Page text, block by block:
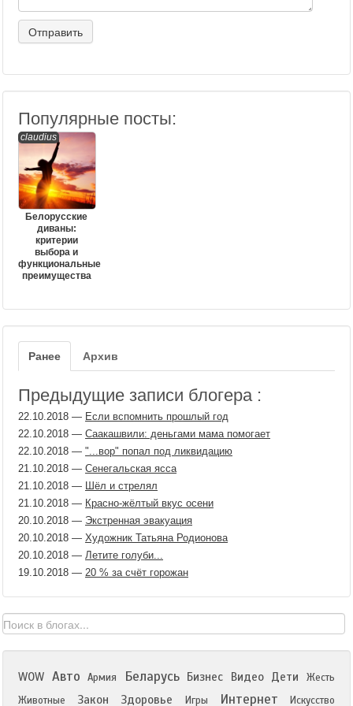
Популярные посты:
claudius
Белорусские
диваны:
критерии
выбора и
функциональные
преимущества
Ранее Архив
Предыдущие записи блогера :
22.10.2018 — Если вспомнить прошлый год
22.10.2018 — Саакашвили: деньгами мама помогает
22.10.2018 — "...вор" попал под ликвидацию
21.10.2018 — Сенегальская ясса
21.10.2018 — Шёл и стрелял
21.10.2018 — Красно-жёлтый вкус осени
20.10.2018 — Экстренная эвакуация
20.10.2018 — Художник Татьяна Родионова
20.10.2018 — Летите голуби...
19.10.2018 — 20 % за счёт горожан
WOW Авто Армия Беларусь Бизнес Видео Дети
Жесть
Животные
Закон Здоровье Игры Интернет Искусство